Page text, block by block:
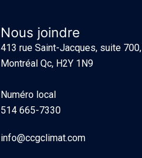
Nous joindre
413 rue Saint-Jacques, suite 700,
Montréal Qc, H2Y 1N9
Numéro local
514 665-7330
info@ccgclimat.com